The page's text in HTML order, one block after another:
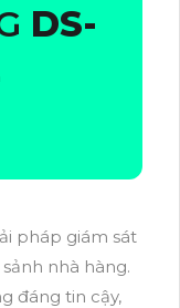
DS-
pháp giám sát
nhà hàng.
đáng tin cậy,